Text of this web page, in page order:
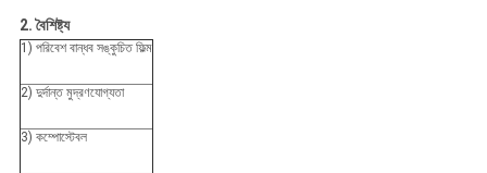
2. বৈশিষ্ট্য
1) পরিবেশ বান্ধব সঙ্কুচিত ফিল্ম
2) দুর্দান্ত মুদ্রণযোগ্যতা
3) কম্পোস্টেবল